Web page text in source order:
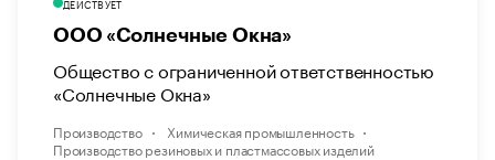
ДЕЙСТВУЕТ
ООО «Солнечные Окна»
Общество с ограниченной ответственностью
«Солнечные Окна»
Производство
Химическая промышленность
Производство резиновых и пластмассовых изделий